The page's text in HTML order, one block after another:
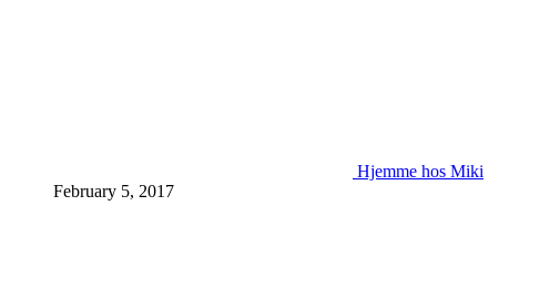
Hjemme hos Miki
February 5, 2017